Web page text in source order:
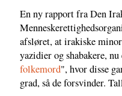
En ny rapport fra Den
afsløret, at irakiske
yazidier og shabakere,
folkemord", hvor disse
grad, så de forsvinder.